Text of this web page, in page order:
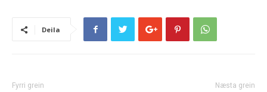
Deila
Fyrri grein Næsta grein